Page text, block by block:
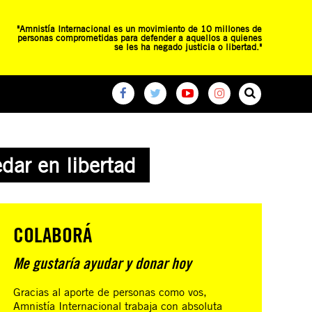
"Amnistía Internacional es un movimiento de 10 millones de
personas comprometidas para defender a aquellos a quienes
se les ha negado justicia o libertad."
en libertad
COLABORÁ
Me gustaría ayudar y donar hoy
Gracias al aporte de personas como vos,
Amnistía Internacional trabaja con absoluta